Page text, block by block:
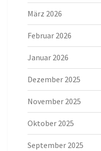
März 2026
Februar 2026
Januar 2026
Dezember 2025
November 2025
Oktober 2025
September 2025